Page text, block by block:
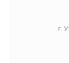
г.